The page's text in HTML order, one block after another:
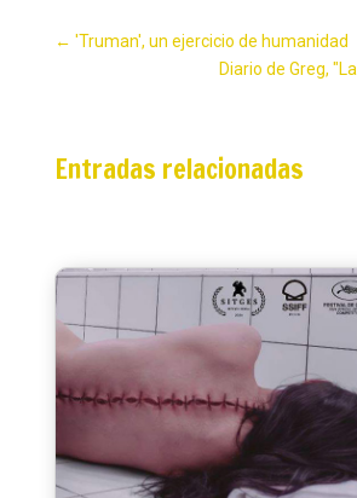
← 'Truman', un ejercicio de humanidad
Diario de Greg,
Entradas relacionadas